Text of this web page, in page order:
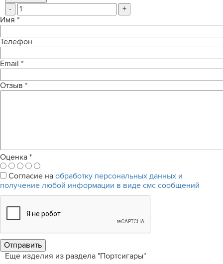
-
+
Имя *
Телефон
Email *
Отзыв *
Оценка *
Согласие на обработку персональных данных и
получение любой информации в виде смс сообщений
Еще изделия из раздела "Портсигары"